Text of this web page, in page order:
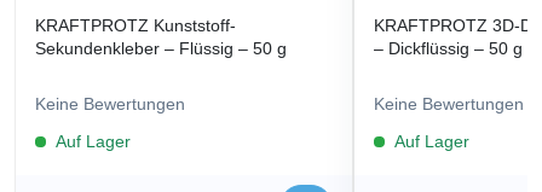
KRAFTPROTZ Kunststoff-
Sekundenkleber – Flüssig – 50 g
Keine Bewertungen
Auf Lager
KRAFTPROTZ 3D-
– Dickflüssig – 50 g
Keine Bewertungen
Auf Lager